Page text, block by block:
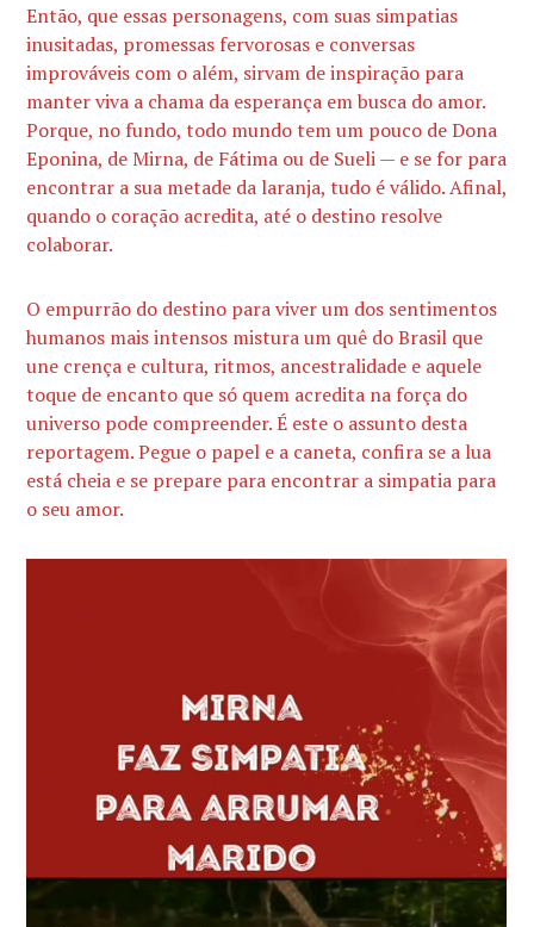
Então, que essas personagens, com suas simpatias
inusitadas, promessas fervorosas e conversas
improváveis com o além, sirvam de inspiração para
manter viva a chama da esperança em busca do amor.
Porque, no fundo, todo mundo tem um pouco de Dona
Eponina, de Mirna, de Fátima ou de Sueli — e se for para
encontrar a sua metade da laranja, tudo é válido. Afinal,
quando o coração acredita, até o destino resolve
colaborar.
O empurrão do destino para viver um dos sentimentos
humanos mais intensos mistura um quê do Brasil que
une crença e cultura, ritmos, ancestralidade e aquele
toque de encanto que só quem acredita na força do
universo pode compreender. É este o assunto desta
reportagem. Pegue o papel e a caneta, confira se a lua
está cheia e se prepare para encontrar a simpatia para
o seu amor.